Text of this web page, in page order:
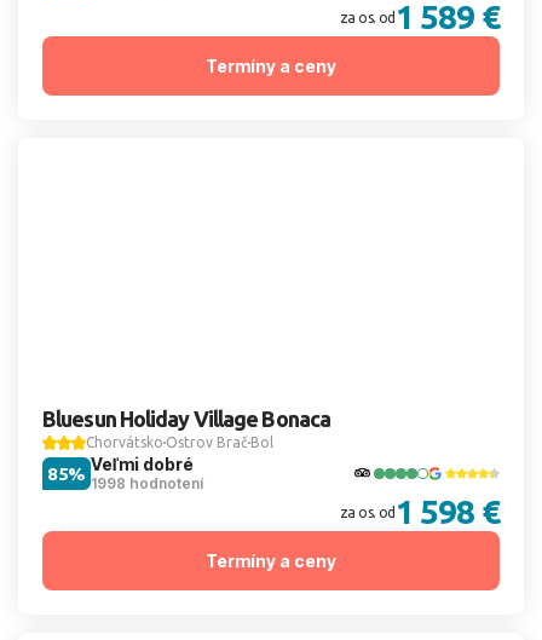
za os. od 1 589 €
Termíny a ceny
Bluesun Holiday Village Bonaca
Chorvátsko Ostrov Brač Bol
Veľmi dobré
1998 hodnotení
85%
za os. od 1 598 €
Termíny a ceny